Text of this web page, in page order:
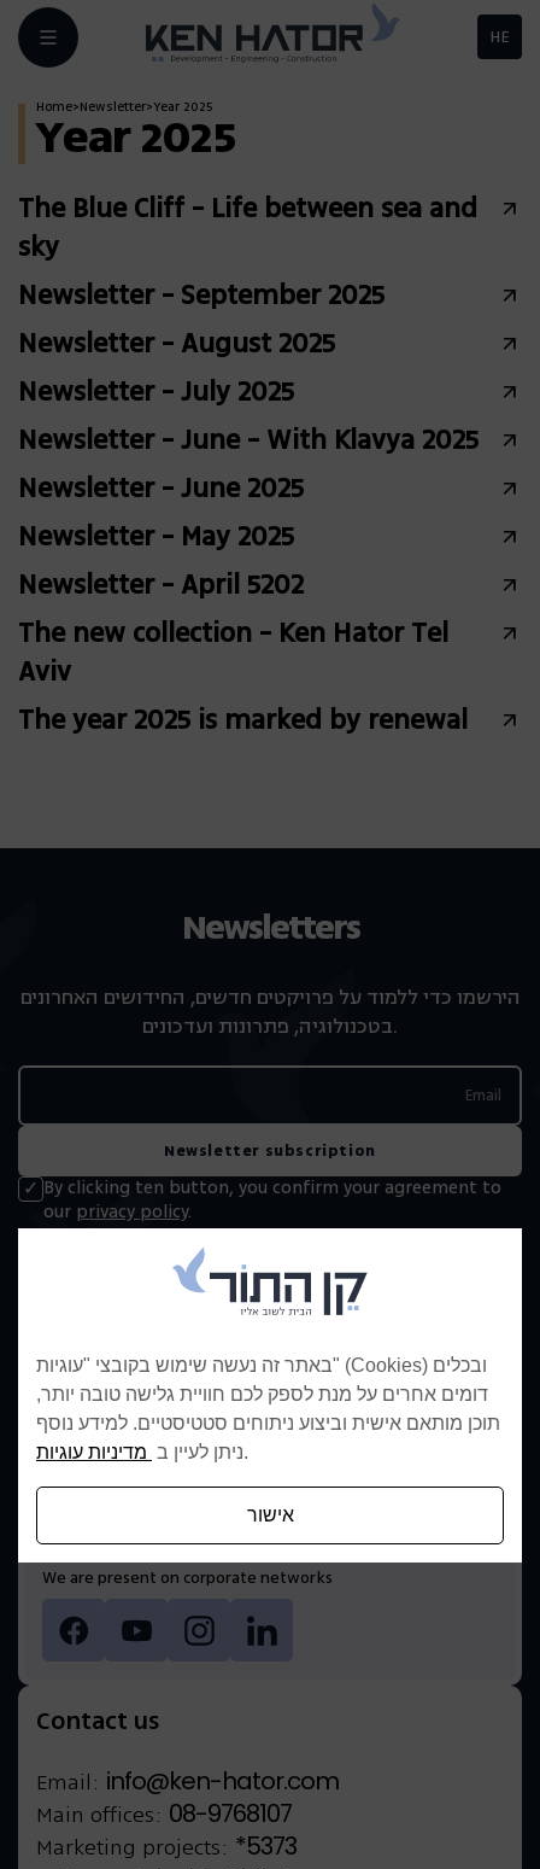
HE
Home>Newsletter>Year 2025
Year 2025
The Blue Cliff - Life between sea and
sky
Newsletter - September 2025
Newsletter - August 2025
Newsletter - July 2025
Newsletter - June - With Klavya 2025
Newsletter - June 2025
Newsletter - May 2025
Newsletter - April 5202
The new collection - Ken Hator Tel
Aviv
The year 2025 is marked by renewal
Newsletters
הירשמו כדי ללמוד על פרויקטים חדשים, החידושים האחרונים
בטכנולוגיה, פתרונות ועדכונים.
Newsletter subscription
By clicking ten button, you confirm your agreement to
our privacy policy.
Ken Hator leads ten construction industry with high-quality,
innovative projects that integrate advanced planning and
superior construction standards to create an optimal
We are present on corporate networks
Contact us
Email: info@ken-hator.com
Main offices: 08-9768107
Marketing projects: *5373
באתר זה נעשה שימוש בקובצי "עוגיות" (Cookies) ובכלים
דומים אחרים על מנת לספק לכם חוויית גלישה טובה יותר,
תוכן מותאם אישית וביצוע ניתוחים סטטיסטיים. למידע נוסף
ניתן לעיין ב מדיניות עוגיות .
אישור